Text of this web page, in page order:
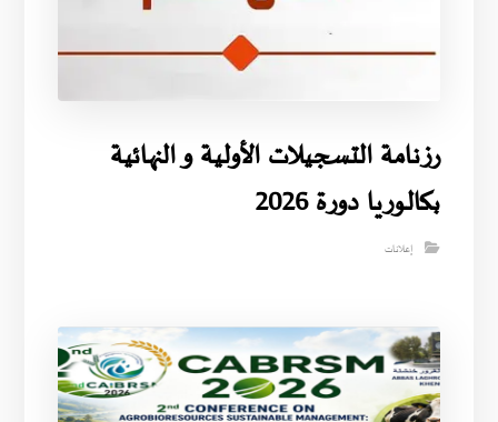
رزنامة التسجيلات الأولية و النهائية
بكالوريا دورة 2026
إعلانات